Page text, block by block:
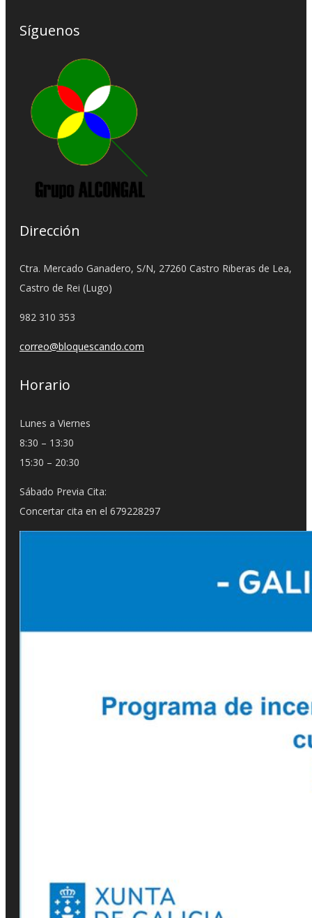
Síguenos
Dirección
Ctra. Mercado Ganadero, S/N, 27260 Castro Riberas de Lea,
Castro de Rei (Lugo)
982 310 353
correo@bloquescando.com
Horario
Lunes a Viernes
8:30 – 13:30
15:30 – 20:30
Sábado Previa Cita:
Concertar cita en el 679228297